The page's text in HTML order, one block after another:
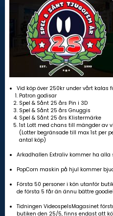
Vid köp över 250kr under vårt kalas
Patron godisar
Spel & Sånt 25 års Pin i 3D
Spel & Sånt 25 års Gnuggis
Spel & Sånt 25 års Klistermärke
1st Lott med chans till mängder av
(Lotter begränsade till max 1st per
antal köp)
Arkadhallen Extraliv kommer ha
PopCorn maskin på hjul kommer
Första 50 personer i kön utanför
de första 5 får än ännu bättre
Tidningen VideospelsMagasinet
butiken den 25/5, finns endast att